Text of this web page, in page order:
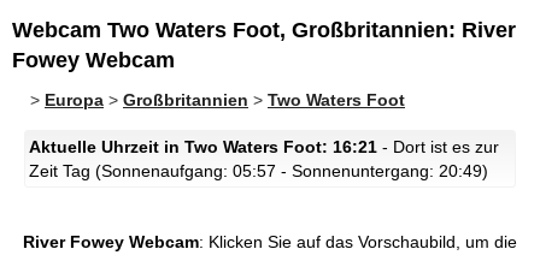
Webcam Two Waters Foot, Großbritannien: River
Fowey Webcam
> Europa > Großbritannien > Two Waters Foot
Aktuelle Uhrzeit in Two Waters Foot: 16:21 - Dort ist es zur
Zeit Tag (Sonnenaufgang: 05:57 - Sonnenuntergang: 20:49)
River Fowey Webcam: Klicken Sie auf das Vorschaubild, um die